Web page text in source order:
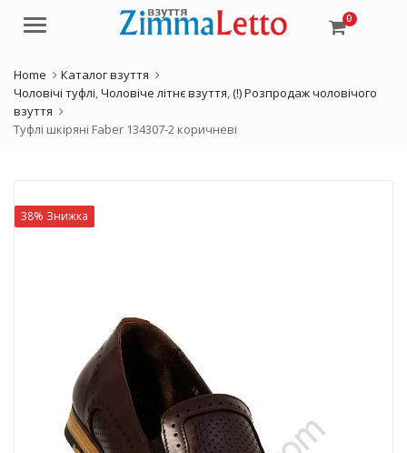
Menu 0
Home
Каталог взуття
Чоловічі туфлі,Чоловіче літнє взуття,(!) Розпродаж чоловічого
взуття
Туфлі шкіряні Faber 134307-2 коричневі
38% Знижка